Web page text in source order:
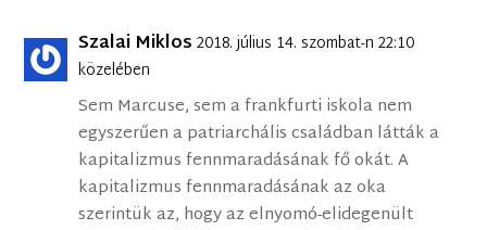
Szalai Miklos 2018. július 14. szombat-n 22:10
közelében
Sem Marcuse, sem a frankfurti iskola nem
egyszerűen a patriarchális családban látták a
kapitalizmus fennmaradásának fő okát. A
kapitalizmus fennmaradásának az oka
szerintük az, hogy az elnyomó-elidegenült